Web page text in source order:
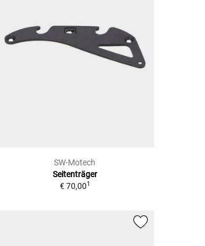
SW-Motech
Seitenträger
€ 70,001